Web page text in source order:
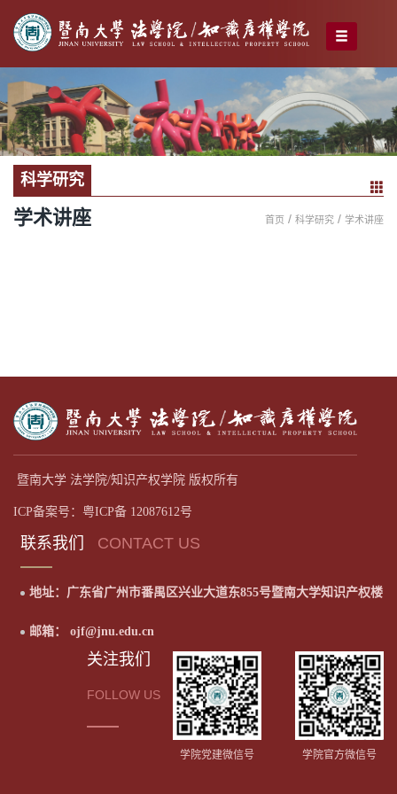
科学研究
学术讲座 首页 / 科学研究 / 学术讲座
暨南大学 法学院/知识产权学院 版权所有
ICP备案号：粤ICP备 12087612号
联系我们 CONTACT US
地址：广东省广州市番禺区兴业大道东855号暨南大学知识产权楼
邮箱： ojf@jnu.edu.cn
关注我们
FOLLOW US
学院党建微信号 学院官方微信号